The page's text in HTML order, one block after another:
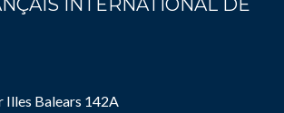
INTERNATIONAL DE
Illes Balears 142A